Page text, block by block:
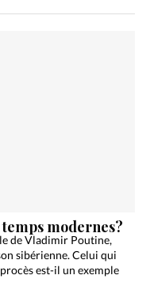
modernes?
de Vladimir Poutine,
sibérienne. Celui qui
est-il un exemple